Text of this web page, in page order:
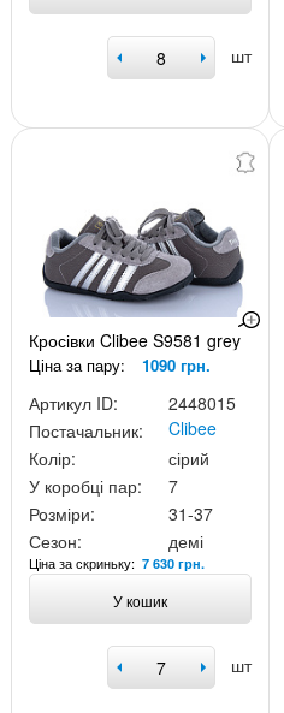
шт
Кросівки Clibee S9581 grey
Ціна за пару: 1090 грн.
Артикул ID:
2448015
Постачальник:
Clibee
Колір:
сірий
У коробці пар:
7
Розміри:
31-37
Сезон:
демі
Ціна за скриньку: 7 630 грн.
У кошик
шт